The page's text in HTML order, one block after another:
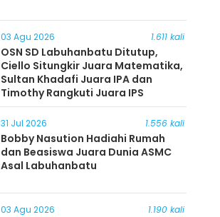
03 Agu 2026 1.611 kali
OSN SD Labuhanbatu Ditutup,
Ciello Situngkir Juara Matematika,
Sultan Khadafi Juara IPA dan
Timothy Rangkuti Juara IPS
31 Jul 2026 1.556 kali
Bobby Nasution Hadiahi Rumah
dan Beasiswa Juara Dunia ASMC
Asal Labuhanbatu
03 Agu 2026 1.190 kali